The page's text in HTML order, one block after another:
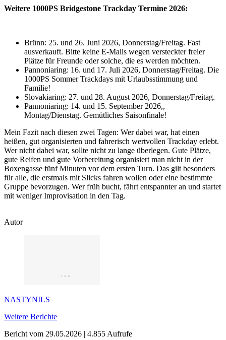
Weitere 1000PS Bridgestone Trackday Termine 2026:
Brünn: 25. und 26. Juni 2026, Donnerstag/Freitag. Fast
ausverkauft. Bitte keine E-Mails wegen versteckter freier
Plätze für Freunde oder solche, die es werden möchten.
Pannoniaring: 16. und 17. Juli 2026, Donnerstag/Freitag. Die
1000PS Sommer Trackdays mit Urlaubsstimmung und
Familie!
Slovakiaring: 27. und 28. August 2026, Donnerstag/Freitag.
Pannoniaring: 14. und 15. September 2026,,
Montag/Dienstag. Gemütliches Saisonfinale!
Mein Fazit nach diesen zwei Tagen: Wer dabei war, hat einen
heißen, gut organisierten und fahrerisch wertvollen Trackday erlebt.
Wer nicht dabei war, sollte nicht zu lange überlegen. Gute Plätze,
gute Reifen und gute Vorbereitung organisiert man nicht in der
Boxengasse fünf Minuten vor dem ersten Turn. Das gilt besonders
für alle, die erstmals mit Slicks fahren wollen oder eine bestimmte
Gruppe bevorzugen. Wer früh bucht, fährt entspannter an und startet
mit weniger Improvisation in den Tag.
Autor
NASTYNILS
Weitere Berichte
Bericht vom 29.05.2026 | 4.855 Aufrufe